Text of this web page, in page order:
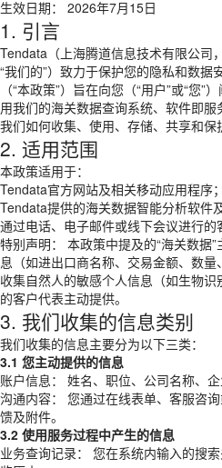
生效日期： 2026年7月15日
1. 引言
Tendata（上海腾道信息技术有限公司
“我们的”）致力于保护您的隐私和数据
（“本政策”）旨在向您（“用户”或“您
用我们的海关数据查询系统、软件即服
我们如何收集、使用、存储、共享和保
2. 适用范围
本政策适用于：
Tendata官方网站及相关移动应用程序；
Tendata提供的海关数据智能分析软件
通过电话、电子邮件或线下会议进行的
特别声明： 本政策中提及的“海关数据
息（如进出口商名称、交易金额、数
收集自然人的敏感个人信息（如生物
的客户代表主动提供。
3. 我们收集的信息类别
我们收集的信息主要分为以下三类：
3.1 您主动提供的信息
账户信息： 姓名、职位、公司名称、
沟通内容： 您通过在线表单、客服咨
馈及附件。
3.2 使用服务过程中产生的信息
业务查询记录： 您在系统内输入的搜